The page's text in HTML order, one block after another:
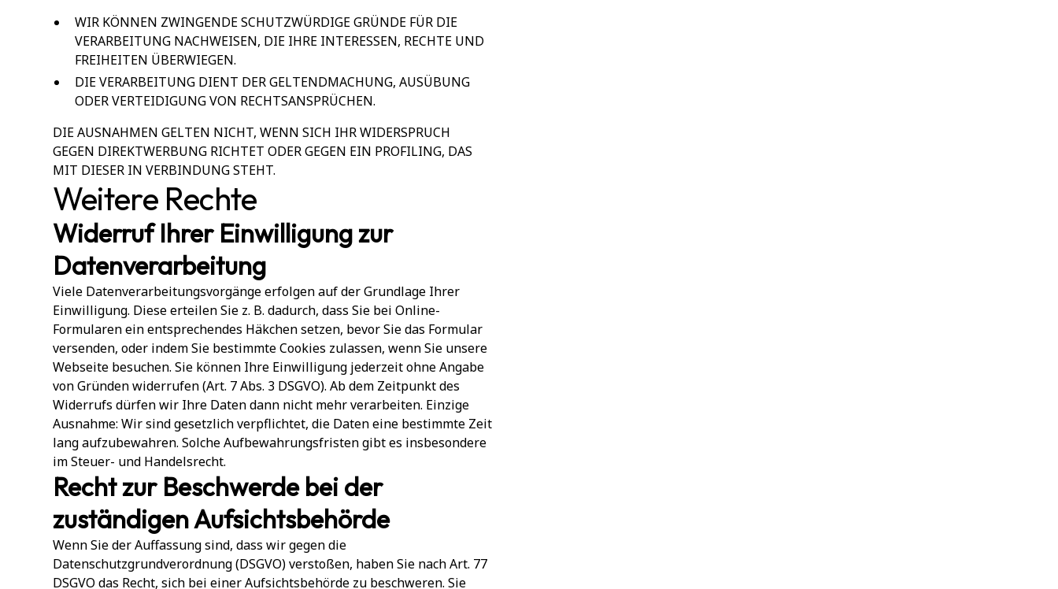
WIR KÖNNEN ZWINGENDE SCHUTZWÜRDIGE GRÜNDE FÜR DIE
VERARBEITUNG NACHWEISEN, DIE IHRE INTERESSEN, RECHTE UND
FREIHEITEN ÜBERWIEGEN.
DIE VERARBEITUNG DIENT DER GELTENDMACHUNG, AUSÜBUNG
ODER VERTEIDIGUNG VON RECHTSANSPRÜCHEN.
DIE AUSNAHMEN GELTEN NICHT, WENN SICH IHR WIDERSPRUCH
GEGEN DIREKTWERBUNG RICHTET ODER GEGEN EIN PROFILING, DAS
MIT DIESER IN VERBINDUNG STEHT.
Weitere Rechte
Widerruf Ihrer Einwilligung zur
Datenverarbeitung
Viele Datenverarbeitungsvorgänge erfolgen auf der Grundlage Ihrer
Einwilligung. Diese erteilen Sie z. B. dadurch, dass Sie bei Online-
Formularen ein entsprechendes Häkchen setzen, bevor Sie das Formular
versenden, oder indem Sie bestimmte Cookies zulassen, wenn Sie unsere
Webseite besuchen. Sie können Ihre Einwilligung jederzeit ohne Angabe
von Gründen widerrufen (Art. 7 Abs. 3 DSGVO). Ab dem Zeitpunkt des
Widerrufs dürfen wir Ihre Daten dann nicht mehr verarbeiten. Einzige
Ausnahme: Wir sind gesetzlich verpflichtet, die Daten eine bestimmte Zeit
lang aufzubewahren. Solche Aufbewahrungsfristen gibt es insbesondere
im Steuer- und Handelsrecht.
Recht zur Beschwerde bei der
zuständigen Aufsichtsbehörde
Wenn Sie der Auffassung sind, dass wir gegen die
Datenschutzgrundverordnung (DSGVO) verstoßen, haben Sie nach Art. 77
DSGVO das Recht, sich bei einer Aufsichtsbehörde zu beschweren. Sie